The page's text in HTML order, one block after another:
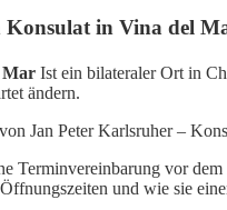
Konsulat in Vina del
Mar Ist ein bilateraler Ort in
ändern.
Jan Peter Karlsruher –
Terminvereinbarung vor
und wie sie